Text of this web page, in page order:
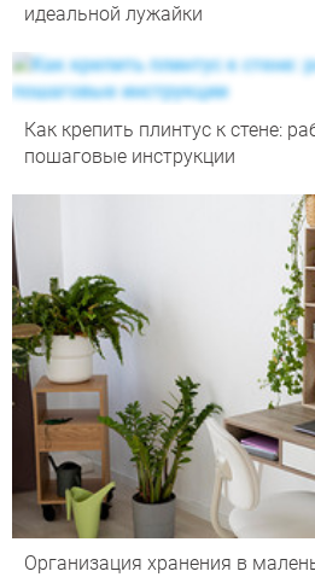
идеальной лужайки
Как крепить плинтус к стене:
пошаговые инструкции
Организация хранения в